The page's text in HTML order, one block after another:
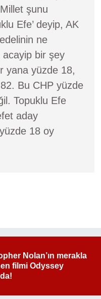
şunu
Efe’ deyip, AK
ne
bir şey
yana yüzde 18,
Bu CHP yüzde
Topuklu Efe
aday
18 oy
Nolan’ın merakla
filmi Odyssey